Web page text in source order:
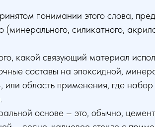
понимании этого слова,
(минерального, силикатного,
какой связующий материал
составы на эпоксидной,
область применения, где
основе – это, обычно,